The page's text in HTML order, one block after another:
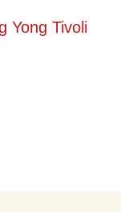
Yong Tivoli